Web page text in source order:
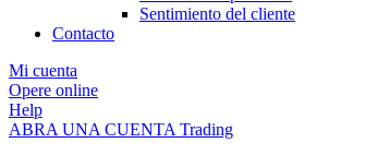
Sentimiento del cliente
Contacto
Mi cuenta
Opere online
Help
ABRA UNA CUENTA Trading